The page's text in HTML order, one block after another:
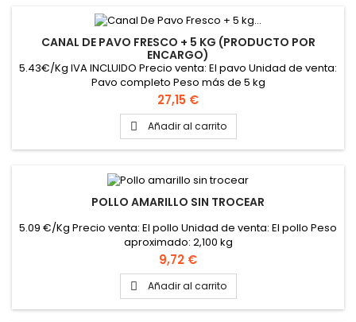
CANAL DE PAVO FRESCO + 5 KG (PRODUCTO POR
ENCARGO)
5.43€/Kg IVA INCLUIDO Precio venta: El pavo Unidad de venta:
Pavo completo Peso más de 5 kg
Precio
27,15 €
 Añadir al carrito
POLLO AMARILLO SIN TROCEAR
5.09 €/Kg Precio venta: El pollo Unidad de venta: El pollo Peso
aproximado: 2,100 kg
Precio
9,72 €
 Añadir al carrito